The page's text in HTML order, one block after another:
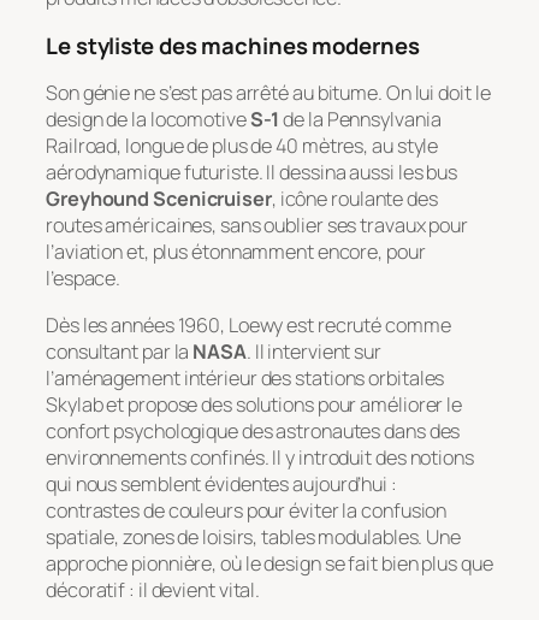
Le styliste des machines modernes
Son génie ne s’est pas arrêté au bitume. On lui doit le
design de la locomotiveS-1de la Pennsylvania
Railroad, longue de plus de 40 mètres, au style
aérodynamique futuriste. Il dessina aussi les bus
Greyhound Scenicruiser, icône roulante des
routes américaines, sans oublier ses travaux pour
l’aviation et, plus étonnamment encore, pour
l’espace.
Dès les années 1960, Loewy est recruté comme
consultant par la NASA. Il intervient sur
l’aménagement intérieur des stations orbitales
Skylab et propose des solutions pour améliorer le
confort psychologique des astronautes dans des
environnements confinés. Il y introduit des notions
qui nous semblent évidentes aujourd’hui :
contrastes de couleurs pour éviter la confusion
spatiale, zones de loisirs, tables modulables. Une
approche pionnière, où le design se fait bien plus que
décoratif : il devient vital.